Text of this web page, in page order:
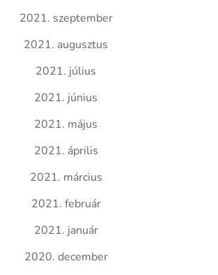
2021. szeptember
2021. augusztus
2021. július
2021. június
2021. május
2021. április
2021. március
2021. február
2021. január
2020. december